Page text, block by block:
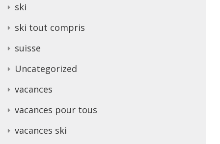
ski
ski tout compris
suisse
Uncategorized
vacances
vacances pour tous
vacances ski